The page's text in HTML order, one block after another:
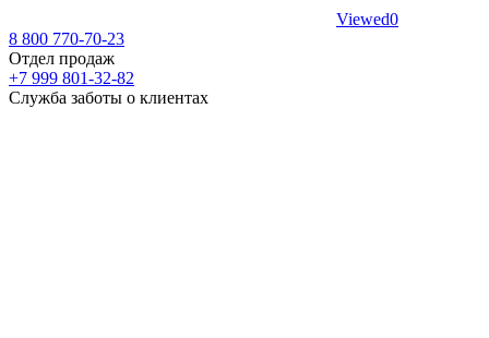
Viewed0
8 800 770-70-23
Отдел продаж
+7 999 801-32-82
Служба заботы о клиентах